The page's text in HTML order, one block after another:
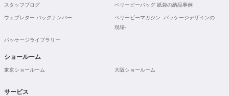
スタッフブログ ベリービーバッグ 紙袋の納品事例
ウェブレター バックナンバー
ベリービーマガジン -パッケージデザインの
現場-
パッケージライブラリー
ショールーム
東京ショールーム 大阪ショールーム
サービス